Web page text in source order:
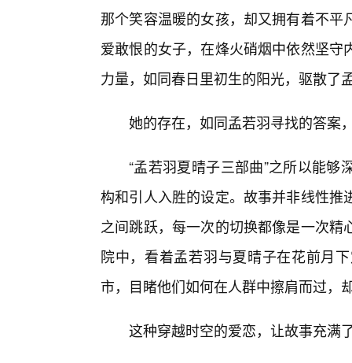
那个笑容温暖的女孩，却又拥有着不
爱敢恨的女子，在烽火硝烟中依然坚
力量，如同春日里初生的阳光，驱散了
她的存在，如同孟若羽寻找的答案
“孟若羽夏晴子三部曲”之所以能
构和引人入胜的设定。故事并非线性
之间跳跃，每一次的切换都像是一次
院中，看着孟若羽与夏晴子在花前月
市，目睹他们如何在人群中擦肩而过，
这种穿越时空的爱恋，让故事充满